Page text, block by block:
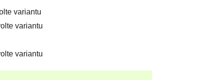
variantu
variantu
variantu